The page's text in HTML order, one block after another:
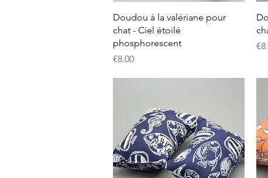
クイックビュー
Doudou à la valériane pour
chat - Ciel étoilé
phosphorescent
価格
€8.00
価